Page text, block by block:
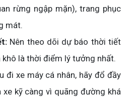
rừng ngập mặn), trang phục
mát.
Nên theo dõi dự báo thời tiết
là thời điểm lý tưởng nhất.
đi xe máy cá nhân, hãy đổ đầy
kỹ càng vì quãng đường khá